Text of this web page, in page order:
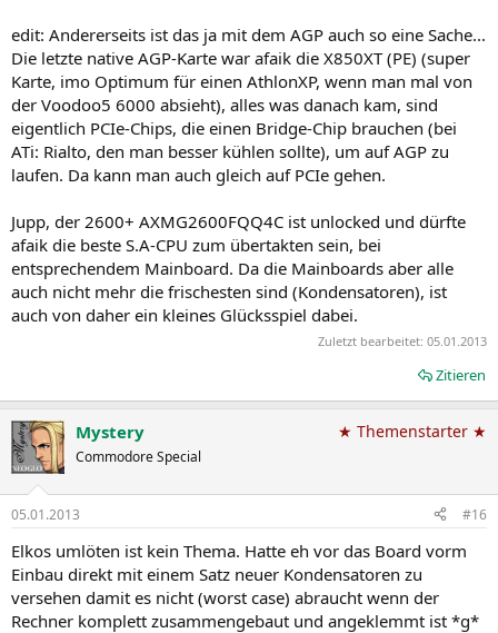
edit: Andererseits ist das ja mit dem AGP auch so eine Sache...
Die letzte native AGP-Karte war afaik die X850XT (PE) (super
Karte, imo Optimum für einen AthlonXP, wenn man mal von
der Voodoo5 6000 absieht), alles was danach kam, sind
eigentlich PCIe-Chips, die einen Bridge-Chip brauchen (bei
ATi: Rialto, den man besser kühlen sollte), um auf AGP zu
laufen. Da kann man auch gleich auf PCIe gehen.
Jupp, der 2600+ AXMG2600FQQ4C ist unlocked und dürfte
afaik die beste S.A-CPU zum übertakten sein, bei
entsprechendem Mainboard. Da die Mainboards aber alle
auch nicht mehr die frischesten sind (Kondensatoren), ist
auch von daher ein kleines Glücksspiel dabei.
Zuletzt bearbeitet: 05.01.2013
Zitieren
Mystery
Commodore Special
★ Themenstarter ★
05.01.2013 #16
Elkos umlöten ist kein Thema. Hatte eh vor das Board vorm
Einbau direkt mit einem Satz neuer Kondensatoren zu
versehen damit es nicht (worst case) abraucht wenn der
Rechner komplett zusammengebaut und angeklemmt ist *g*